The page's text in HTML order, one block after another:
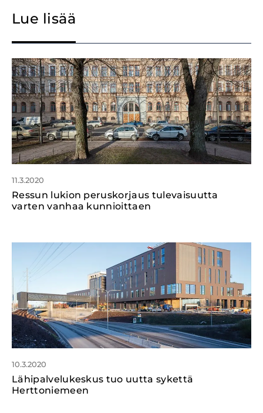
Lue lisää
11.3.2020
Ressun lukion peruskorjaus tulevaisuutta
varten vanhaa kunnioittaen
10.3.2020
Lähipalvelukeskus tuo uutta sykettä
Herttoniemeen